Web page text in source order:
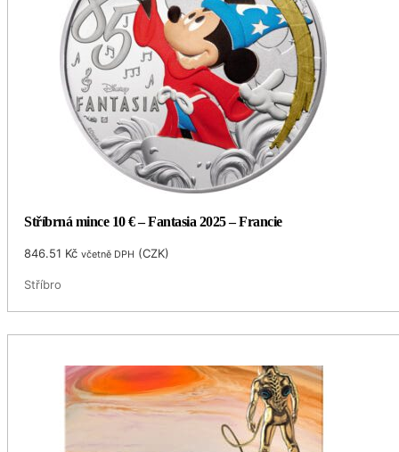
Stříbrná mince 10 € – Fantasia 2025 – Francie
846.51 Kč včetně DPH (CZK)
Stříbro